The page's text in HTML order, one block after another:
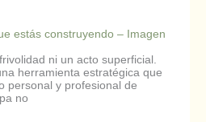
estás construyendo – Imagen
ni un acto superficial.
herramienta estratégica que
personal y profesional de
no